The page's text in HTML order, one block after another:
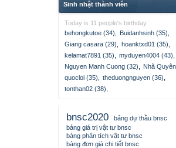
Sinh nhật thành viên
Today is 11 people's birthday.
behongkutoe (34)
Buidanhsinh (35)
Giang casara (29)
hoanktxd01 (35)
kelamat7891 (35)
myduyen4004 (43)
Nguyen Manh Cuong (32)
Nhã
quocloi (35)
theduongnguyen (36)
tonthan02 (38)
bnsc2020
bảng dự thầu bnsc
bảng giá trị vật tư bnsc
bảng phân tích vật tư bnsc
bảng đơn giá chi tiết bnsc